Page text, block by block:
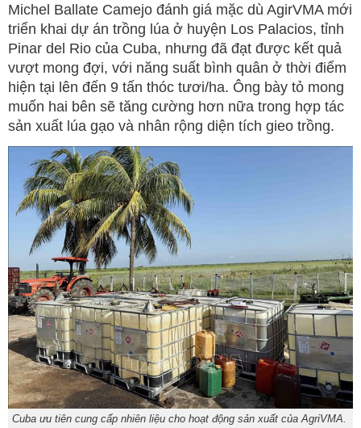
Michel Ballate Camejo đánh giá mặc dù AgirVMA mới
triển khai dự án trồng lúa ở huyện Los Palacios, tỉnh
Pinar del Rio của Cuba, nhưng đã đạt được kết quả
vượt mong đợi, với năng suất bình quân ở thời điểm
hiện tại lên đến 9 tấn thóc tươi/ha. Ông bày tỏ mong
muốn hai bên sẽ tăng cường hơn nữa trong hợp tác
sản xuất lúa gạo và nhân rộng diện tích gieo trồng.
Cuba ưu tiên cung cấp nhiên liệu cho hoạt động sản xuất của AgriVMA.